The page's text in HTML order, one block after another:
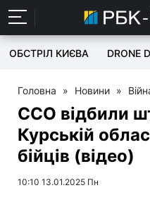
ОБСТРІЛ КИЄВА DRONE
Головна » Новини »
ССО відбили
Курській
бійців (відео)
10:10 13.01.2025 Пн